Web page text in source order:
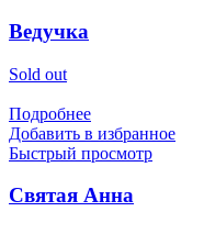
Ведучка
Sold out
Подробнее
Добавить в избранное
Быстрый просмотр
Святая Анна